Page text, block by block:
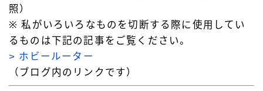
照）
※ 私がいろいろなものを切断する際に使用してい
るものは下記の記事をご覧ください。
> ホビールーター
（ブログ内のリンクです）